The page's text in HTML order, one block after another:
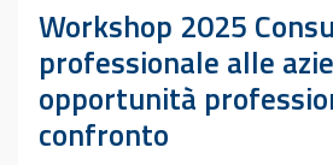
Workshop 2025
professionale alle
opportunità
confronto